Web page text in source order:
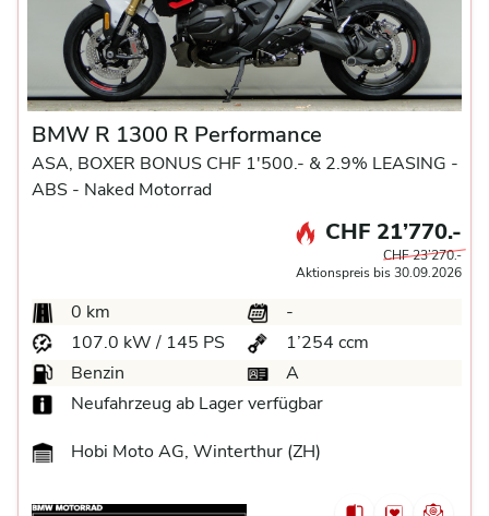
BMW R 1300 R Performance
ASA, BOXER BONUS CHF 1'500.- & 2.9% LEASING -
ABS - Naked Motorrad
CHF 21’770.-
CHF 23’270.-
Aktionspreis bis 30.09.2026
0 km
-
107.0 kW / 145 PS
1’254 ccm
Benzin
A
Neufahrzeug ab Lager verfügbar
Hobi Moto AG, Winterthur (ZH)